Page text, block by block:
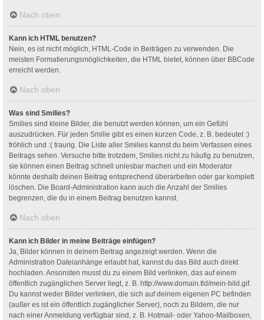
Nach oben
Kann ich HTML benutzen?
Nein, es ist nicht möglich, HTML-Code in Beiträgen zu verwenden. Die
meisten Formatierungsmöglichkeiten, die HTML bietet, können über BBCode
erreicht werden.
Nach oben
Was sind Smilies?
Smilies sind kleine Bilder, die benutzt werden können, um ein Gefühl
auszudrücken. Für jeden Smilie gibt es einen kurzen Code, z. B. bedeutet :)
fröhlich und :( traurig. Die Liste aller Smilies kannst du beim Verfassen eines
Beitrags sehen. Versuche bitte trotzdem, Smilies nicht zu häufig zu benutzen,
sie können einen Beitrag schnell unlesbar machen und ein Moderator
könnte deshalb deinen Beitrag entsprechend überarbeiten oder gar komplett
löschen. Die Board-Administration kann auch die Anzahl der Smilies
begrenzen, die du in einem Beitrag benutzen kannst.
Nach oben
Kann ich Bilder in meine Beiträge einfügen?
Ja, Bilder können in deinem Beitrag angezeigt werden. Wenn die
Administration Dateianhänge erlaubt hat, kannst du das Bild auch direkt
hochladen. Ansonsten musst du zu einem Bild verlinken, das auf einem
öffentlich zugänglichen Server liegt, z. B. http://www.domain.tld/mein-bild.gif.
Du kannst weder Bilder verlinken, die sich auf deinem eigenen PC befinden
(außer es ist ein öffentlich zugänglicher Server), noch zu Bildern, die nur
nach einer Anmeldung verfügbar sind, z. B. Hotmail- oder Yahoo-Mailboxen,